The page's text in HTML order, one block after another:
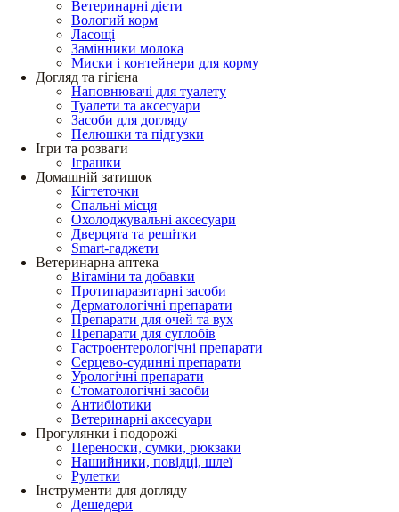
Ветеринарні дієти
Вологий корм
Ласощі
Замінники молока
Миски і контейнери для корму
Догляд та гігієна
Наповнювачі для туалету
Туалети та аксесуари
Засоби для догляду
Пелюшки та підгузки
Ігри та розваги
Іграшки
Домашній затишок
Кігтеточки
Спальні місця
Охолоджувальні аксесуари
Дверцята та решітки
Smart-гаджети
Ветеринарна аптека
Вітаміни та добавки
Протипаразитарні засоби
Дерматологічні препарати
Препарати для очей та вух
Препарати для суглобів
Гастроентерологічні препарати
Серцево-судинні препарати
Урологічні препарати
Стоматологічні засоби
Антибіотики
Ветеринарні аксесуари
Прогулянки і подорожі
Переноски, сумки, рюкзаки
Нашийники, повідці, шлеї
Рулетки
Інструменти для догляду
Дешедери